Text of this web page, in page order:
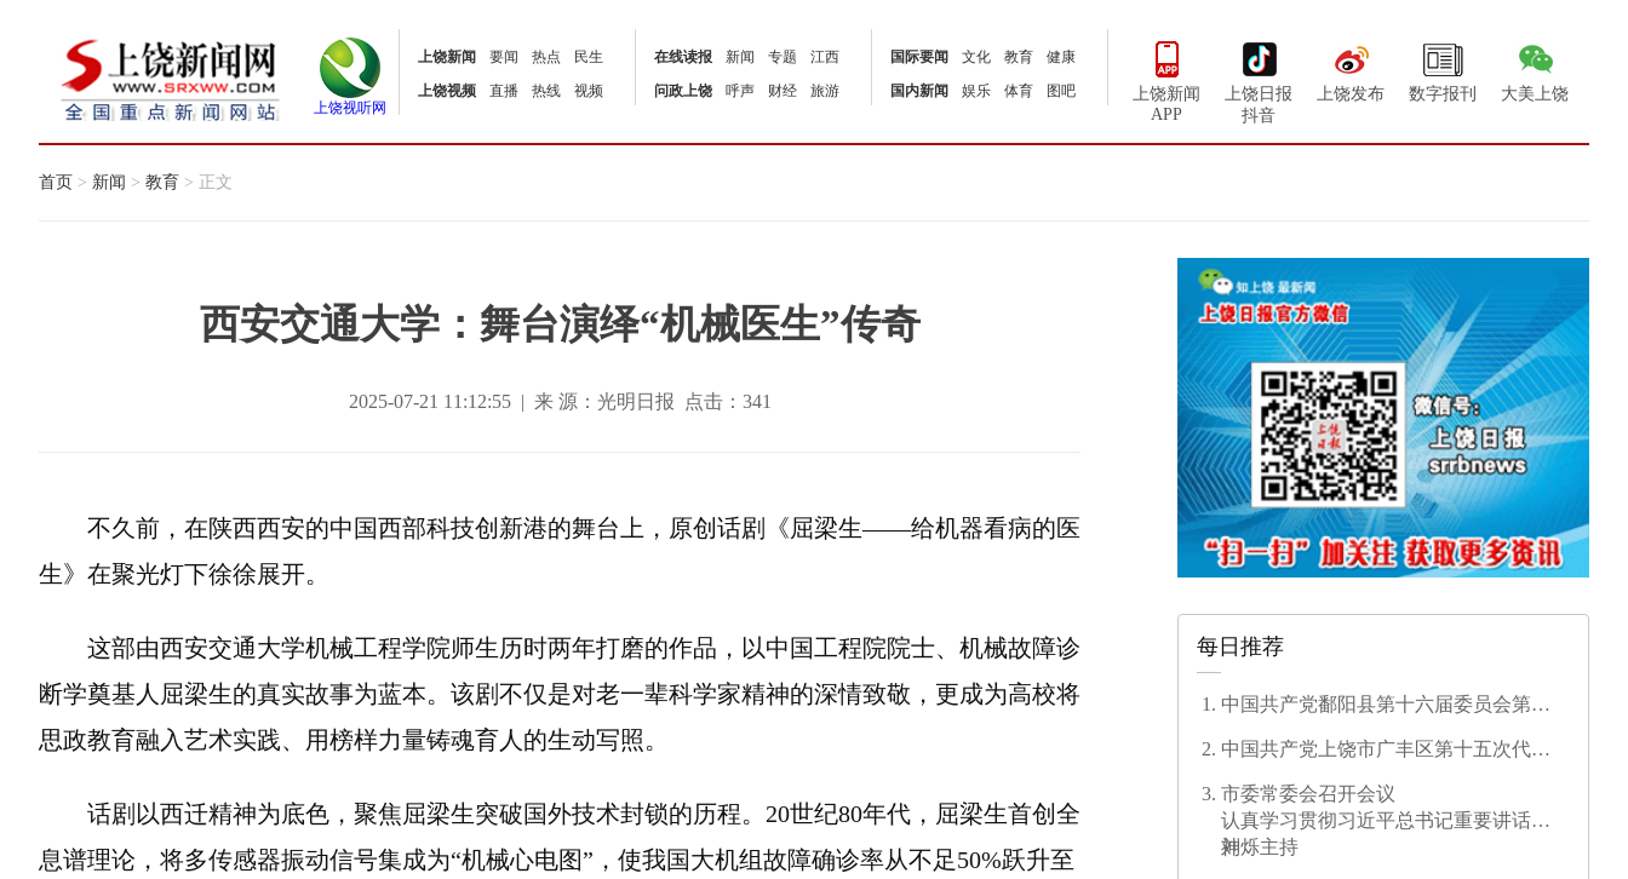
上饶视听网
上饶新闻 要闻 热点
民生
上饶视频
直播 热线 视频
在线读报 新闻 专题
江西
问政上饶
呼声 财经 旅游
国际要闻 文化 教育
健康
国内新闻
娱乐 体育 图吧
上饶新闻
APP
上饶日报
抖音
上饶发布 数字报刊 大美上饶
首页 > 新闻 > 教育 > 正文
西安交通大学：舞台演绎“机械医生”传奇
2025-07-21 11:12:55 | 来 源：光明日报 点击： 341
不久前，在陕西西安的中国西部科技创新港的舞台上，原创话剧《屈梁生——给机器看病的医
生》在聚光灯下徐徐展开。
这部由西安交通大学机械工程学院师生历时两年打磨的作品，以中国工程院院士、机械故障诊
断学奠基人屈梁生的真实故事为蓝本。该剧不仅是对老一辈科学家精神的深情致敬，更成为高校将
思政教育融入艺术实践、用榜样力量铸魂育人的生动写照。
话剧以西迁精神为底色，聚焦屈梁生突破国外技术封锁的历程。20世纪80年代，屈梁生首创全
息谱理论，将多传感器振动信号集成为“机械心电图”，使我国大机组故障确诊率从不足50%跃升至
每日推荐
中国共产党鄱阳县第十六届委员会第一
中国共产党上饶市广丰区第十五次代表
市委常委会召开会议
认真学习贯彻习近平总书记重要讲话精
神
刘烁主持